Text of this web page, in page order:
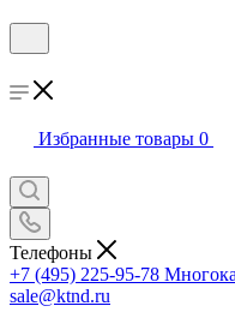
Избранные товары 0
Телефоны
+7 (495) 225-95-78
sale@ktnd.ru